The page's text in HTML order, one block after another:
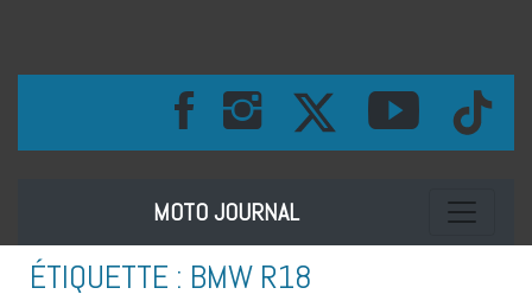
MOTO JOURNAL Toggle
ÉTIQUETTE : BMW R18